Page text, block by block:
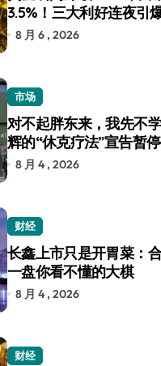
3.5%！三大利好连夜引
8 月 6 , 2026
市场
对不起胖东来，我先不
辉的“休克疗法”宣告暂停
8 月 4 , 2026
财经
长鑫上市只是开胃菜：
一盘你看不懂的大棋
8 月 4 , 2026
财经